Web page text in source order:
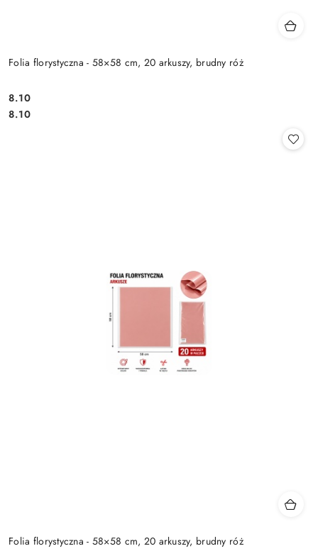
Folia florystyczna - 58×58 cm, 20 arkuszy, brudny róż
Cena:
8.10
Cena:
8.10
Folia florystyczna - 58×58 cm, 20 arkuszy, brudny róż